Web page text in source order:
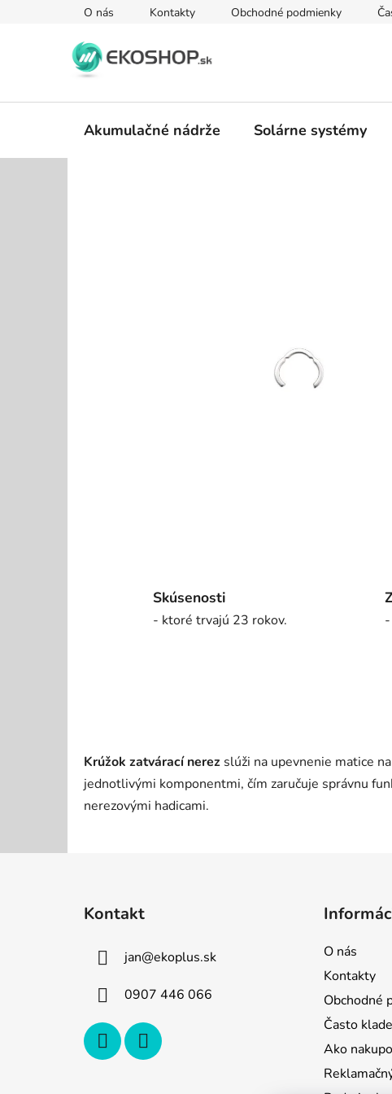
O nás Kontakty Obchodné podmienky
Akumulačné nádrže Solárne systémy
Skúsenosti
- ktoré trvajú 23 rokov.
Krúžok zatvárací nerez slúži na upevnenie matice
jednotlivými komponentmi, čím zaručuje správnu
nerezovými hadicami.
Kontakt
jan@ekoplus.sk
0907 446 066
O nás
Kontakty
Obchodné
Často
Ako